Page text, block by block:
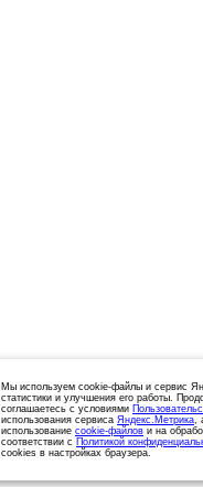
Мы используем cookie-файлы и сервис
статистики и улучшения его работы.
соглашаетесь с условиями
использования сервиса Яндекс.Метрика,
использование cookie-файлов и на
соответствии с Политикой
cookies в настройках браузера.